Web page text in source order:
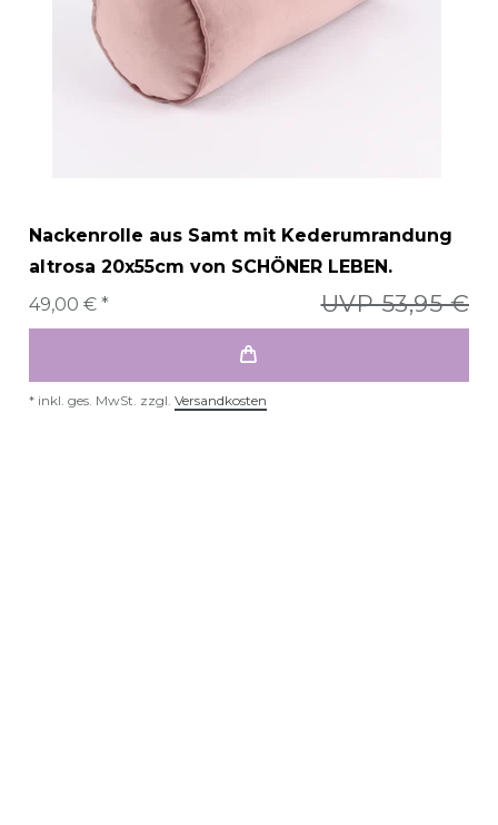
Nackenrolle aus Samt mit Kederumrandung
altrosa 20x55cm von SCHÖNER LEBEN.
UVP 53,95 €
49,00 € *
* inkl. ges. MwSt. zzgl. Versandkosten